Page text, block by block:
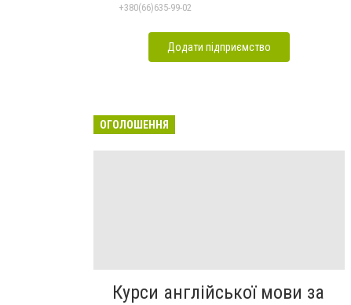
+380(66)635-99-02
Додати підприємство
ОГОЛОШЕННЯ
Курси англійської мови за